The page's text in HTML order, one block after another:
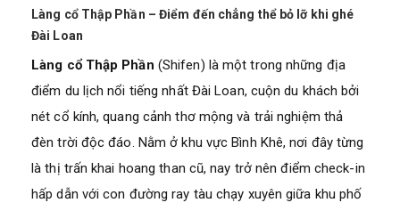
Làng cổ Thập Phần – Điểm đến chẳng thể bỏ lỡ khi ghé
Đài Loan
Làng cổ Thập Phần (Shifen) là một trong những địa
điểm du lịch nổi tiếng nhất Đài Loan, cuộn du khách bởi
nét cổ kính, quang cảnh thơ mộng và trải nghiệm thả
đèn trời độc đáo. Nằm ở khu vực Bình Khê, nơi đây từng
là thị trấn khai hoang than cũ, nay trở nên điểm check-in
hấp dẫn với con đường ray tàu chạy xuyên giữa khu phố